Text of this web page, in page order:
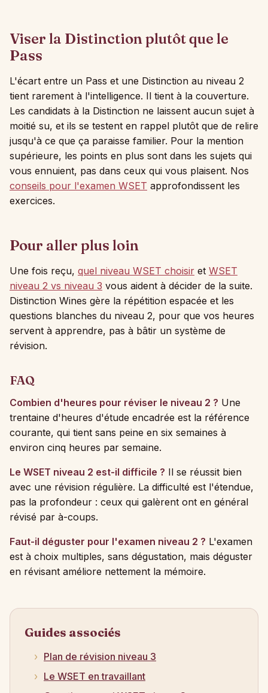
Viser la Distinction plutôt que le
Pass
L'écart entre un Pass et une Distinction au niveau 2
tient rarement à l'intelligence. Il tient à la couverture.
Les candidats à la Distinction ne laissent aucun sujet à
moitié su, et ils se testent en rappel plutôt que de relire
jusqu'à ce que ça paraisse familier. Pour la mention
supérieure, les points en plus sont dans les sujets qui
vous ennuient, pas dans ceux qui vous plaisent. Nos
conseils pour l'examen WSET approfondissent les
exercices.
Pour aller plus loin
Une fois reçu, quel niveau WSET choisir et WSET
niveau 2 vs niveau 3 vous aident à décider de la suite.
Distinction Wines gère la répétition espacée et les
questions blanches du niveau 2, pour que vos heures
servent à apprendre, pas à bâtir un système de
révision.
FAQ
Combien d'heures pour réviser le niveau 2 ? Une
trentaine d'heures d'étude encadrée est la référence
courante, qui tient sans peine en six semaines à
environ cinq heures par semaine.
Le WSET niveau 2 est-il difficile ? Il se réussit bien
avec une révision régulière. La difficulté est l'étendue,
pas la profondeur : ceux qui galèrent ont en général
révisé par à-coups.
Faut-il déguster pour l'examen niveau 2 ? L'examen
est à choix multiples, sans dégustation, mais déguster
en révisant améliore nettement la mémoire.
Guides associés
Plan de révision niveau 3
Le WSET en travaillant